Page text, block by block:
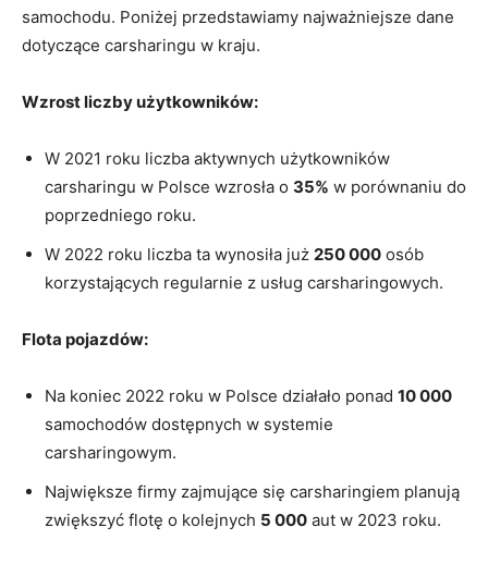
samochodu. Poniżej⁣ przedstawiamy najważniejsze dane
dotyczące carsharingu w kraju.
Wzrost liczby użytkowników:
W 2021 roku liczba aktywnych użytkowników
carsharingu w Polsce wzrosła o 35% ​w porównaniu do
poprzedniego roku.
W 2022 roku liczba ta wynosiła już 250 ‍000 osób
korzystających regularnie z usług carsharingowych.
Flota‍ pojazdów:
Na koniec⁤ 2022 roku w Polsce⁢ działało ponad 10 000
samochodów dostępnych w systemie
carsharingowym.
Największe firmy zajmujące się carsharingiem planują​
zwiększyć flotę o​ kolejnych 5 000 aut w 2023 roku.